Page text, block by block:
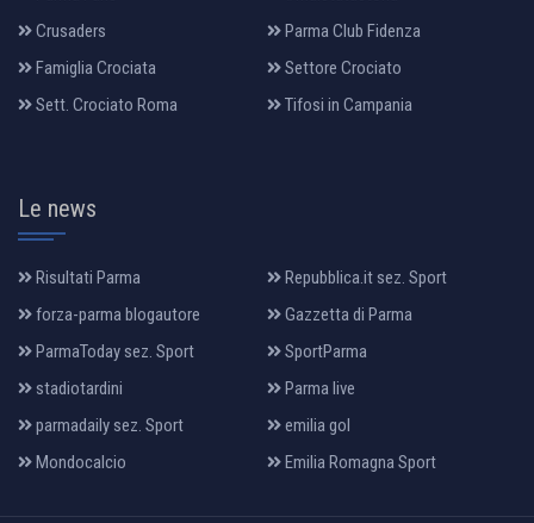
Crusaders
Parma Club Fidenza
Famiglia Crociata
Settore Crociato
Sett. Crociato Roma
Tifosi in Campania
Le news
Risultati Parma
Repubblica.it sez. Sport
forza-parma blogautore
Gazzetta di Parma
ParmaToday sez. Sport
SportParma
stadiotardini
Parma live
parmadaily sez. Sport
emilia gol
Mondocalcio
Emilia Romagna Sport